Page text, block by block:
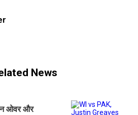
News
ओवर और